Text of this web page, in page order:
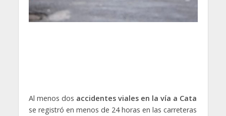
Al menos dos accidentes viales en la vía a Cata
se registró en menos de 24 horas en las carreteras